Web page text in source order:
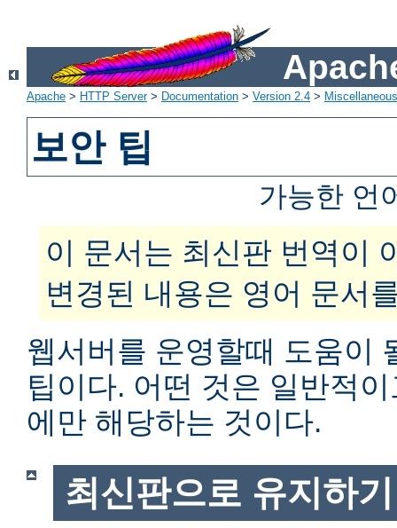
Apache > HTTP Server> Documentation > Version 2.4 >
보안 팁
가능한 언
이 문서는 최신판 번역이
변경된 내용은 영어 문서
웹서버를 운영할때 도움이
팁이다. 어떤 것은 일반적
에만 해당하는 것이다.
최신판으로 유지하기